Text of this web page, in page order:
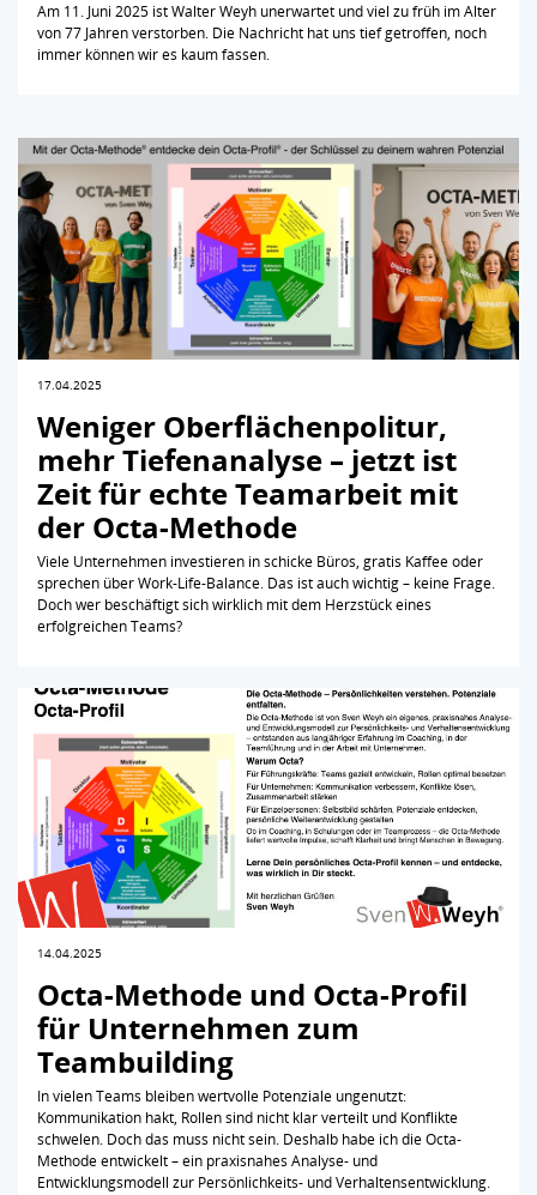
Am 11. Juni 2025 ist Walter Weyh unerwartet und viel zu früh im Alter
von 77 Jahren verstorben. Die Nachricht hat uns tief getroffen, noch
immer können wir es kaum fassen.
17.04.2025
Weniger Oberflächenpolitur,
mehr Tiefenanalyse – jetzt ist
Zeit für echte Teamarbeit mit
der Octa-Methode
Viele Unternehmen investieren in schicke Büros, gratis Kaffee oder
sprechen über Work-Life-Balance. Das ist auch wichtig – keine Frage.
Doch wer beschäftigt sich wirklich mit dem Herzstück eines
erfolgreichen Teams?
14.04.2025
Octa-Methode und Octa-Profil
für Unternehmen zum
Teambuilding
In vielen Teams bleiben wertvolle Potenziale ungenutzt:
Kommunikation hakt, Rollen sind nicht klar verteilt und Konflikte
schwelen. Doch das muss nicht sein. Deshalb habe ich die Octa-
Methode entwickelt – ein praxisnahes Analyse- und
Entwicklungsmodell zur Persönlichkeits- und Verhaltensentwicklung.